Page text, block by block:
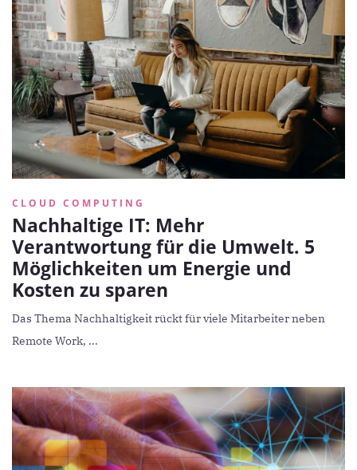
CLOUD COMPUTING
Nachhaltige IT: Mehr
Verantwortung für die Umwelt. 5
Möglichkeiten um Energie und
Kosten zu sparen
Das Thema Nachhaltigkeit rückt für viele Mitarbeiter neben
Remote Work, ...